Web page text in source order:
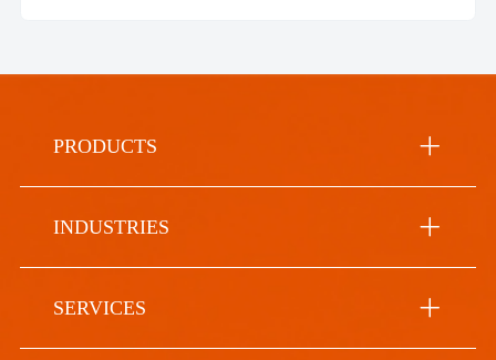
PRODUCTS
INDUSTRIES
SERVICES